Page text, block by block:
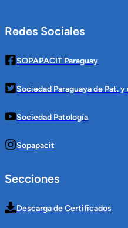
Redes Sociales
SOPAPACIT Paraguay
Sociedad Paraguaya de Pat.
Sociedad Patología
Sopapacit
Secciones
Descarga de Certificados